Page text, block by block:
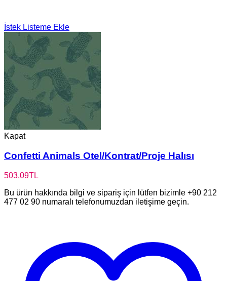
İstek Listeme Ekle
Kapat
Confetti Animals Otel/Kontrat/Proje Halısı
503,09TL
Bu ürün hakkında bilgi ve sipariş için lütfen bizimle +90 212
477 02 90 numaralı telefonumuzdan iletişime geçin.